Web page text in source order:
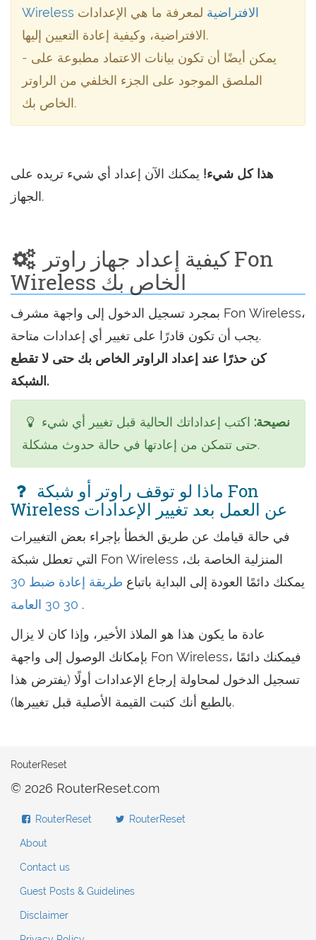
Wireless الافتراضية لمعرفة ما هي الإعدادات
الافتراضية، وكيفية إعادة التعيين إليها.
- يمكن أيضًا أن تكون بيانات الاعتماد مطبوعة على
الملصق الموجود على الجزء الخلفي من الراوتر
الخاص بك.
هذا كل شيء! يمكنك الآن إعداد أي شيء تريده على
الجهاز.
Wireless الخاص بك
بمجرد تسجيل الدخول إلى واجهة مشرف Fon Wireless،
يجب أن تكون قادرًا على تغيير أي إعدادات متاحة.
كن حذرًا عند إعداد الراوتر الخاص بك حتى لا تقطع
الشبكة.
نصيحة: اكتب إعداداتك الحالية قبل تغيير أي شيء
حتى تتمكن من إعادتها في حالة حدوث مشكلة.
Wireless عن العمل بعد تغيير الإعدادات
في حالة قيامك عن طريق الخطأ بإجراء بعض التغييرات
التي تعطل شبكة Fon Wireless المنزلية الخاصة بك،
يمكنك دائمًا العودة إلى البداية باتباع
طريقة إعادة ضبط 30
.
عادة ما يكون هذا هو الملاذ الأخير، وإذا كان لا يزال
بإمكانك الوصول إلى واجهة Fon Wireless، فيمكنك دائمًا
تسجيل الدخول لمحاولة إرجاع الإعدادات أولًا (يفترض هذا
بالطبع أنك كتبت القيمة الأصلية قبل تغييرها).
RouterReset
© 2026 RouterReset.com
RouterReset RouterReset
About
Contact us
Guest Posts & Guidelines
Disclaimer